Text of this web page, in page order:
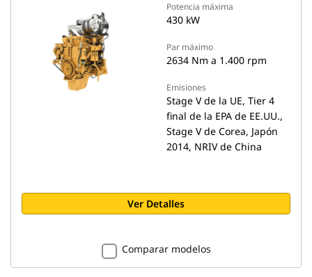
Potencia máxima
430 kW
Par máximo
2634 Nm a 1.400 rpm
Emisiones
Stage V de la UE, Tier 4
final de la EPA de EE.UU.,
Stage V de Corea, Japón
2014, NRIV de China
Ver Detalles
Comparar modelos